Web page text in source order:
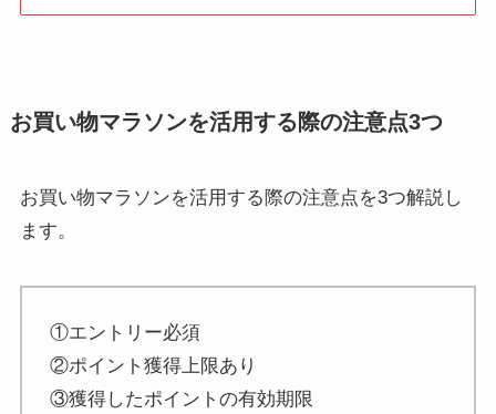
お買い物マラソンを活用する際の注意点3つ
お買い物マラソンを活用する際の注意点を3つ解説し
ます。
①エントリー必須
②ポイント獲得上限あり
③獲得したポイントの有効期限